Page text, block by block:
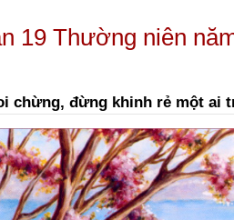
19 Thường niên
chừng, đừng khinh rẻ một ai